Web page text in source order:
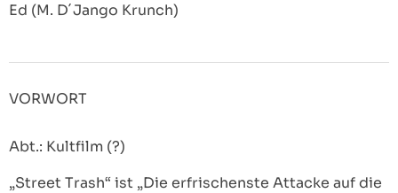
Ed (M. D´Jango Krunch)
VORWORT
Abt.: Kultfilm (?)
„Street Trash“ ist „Die erfrischenste Attacke auf die